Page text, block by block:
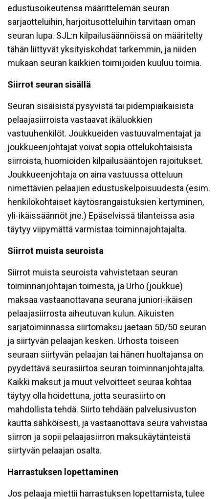
edustusoikeutensa määrittelemän seuran
sarjaotteluihin, harjoitusotteluihin tarvitaan oman
seuran lupa. SJL:n kilpailusäännöissä on määritelty
tähän liittyvät yksityiskohdat tarkemmin, ja niiden
mukaan seuran kaikkien toimijoiden kuuluu toimia.
Siirrot seuran sisällä
Seuran sisäisistä pysyvistä tai pidempiaikaisista
pelaajasiirroista vastaavat ikäluokkien
vastuuhenkilöt. Joukkueiden vastuuvalmentajat ja
joukkueenjohtajat voivat sopia ottelukohtaisista
siirroista, huomioiden kilpailusääntöjen rajoitukset.
Joukkueenjohtaja on aina vastuussa otteluun
nimettävien pelaajien edustuskelpoisuudesta (esim.
henkilökohtaiset käytösrangaistuksien kertyminen,
yli-ikäissäännöt jne.) Epäselvissä tilanteissa asia
täytyy viipymättä varmistaa toiminnajohtajalta.
Siirrot muista seuroista
Siirrot muista seuroista vahvistetaan seuran
toiminnanjohtajan toimesta, ja Urho (joukkue)
maksaa vastaanottavana seurana juniori-ikäisen
pelaajasiirrosta aiheutuvan kulun. Aikuisten
sarjatoiminnassa siirtomaksu jaetaan 50/50 seuran
ja siirtyvän pelaajan kesken. Urhosta toiseen
seuraan siirtyvän pelaajan tai hänen huoltajansa on
pyydettävä seurasiirtoa seuran toiminnanjohtajalta.
Kaikki maksut ja muut velvoitteet seuraa kohtaa
täytyy olla hoidettuna, jotta seurasiirto on
mahdollista tehdä. Siirto tehdään palvelusivuston
kautta sähköisesti, ja vastaanottava seura vahvistaa
siirron ja sopii pelaajasiirron maksukäytänteistä
siirtyvän pelaajan osalta.
Harrastuksen lopettaminen
Jos pelaaja miettii harrastuksen lopettamista, tulee